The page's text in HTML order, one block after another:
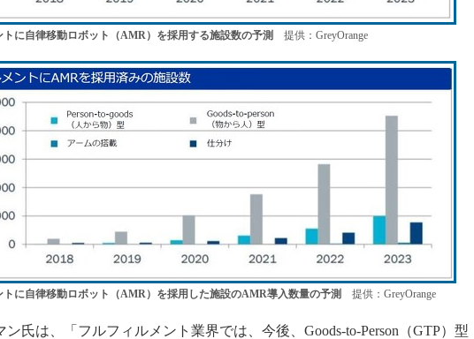
トに自律移動ロボット（AMR）を採用する施設数の予測 提供：GreyOrange
トに自律移動ロボット（AMR）を採用した施設のAMR導入数量の予測 提供：GreyOrange
氏は、「フルフィルメント業界では、今後、Goods-to-Person（GTP）型